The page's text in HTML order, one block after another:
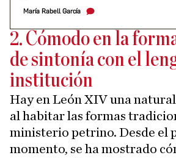
María Rabell García
2. Cómodo en la
de sintonía con el
institución
Hay en León XIV una
al habitar las formas
ministerio petrino. Desde el
momento, se ha mostrado